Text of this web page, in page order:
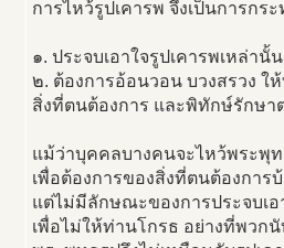
การไหว้รูปเคารพ จึงเป็นการกระ
๑. ประจบเอาใจรูปเคารพเหล่านั้
๒. ต้องการอ้อนวอน บวงสรวง ใ
สิ่งที่ตนต้องการ และพิทักษ์รักษ
แม้ว่าบุคคลบางคนจะไหว้พระพุ
เพื่อต้องการของสิ่งที่ตนต้องการ
แต่ไม่มีลักษณะของการประจบเ
เพื่อไม่ให้ท่านโกรธ อย่างที่พวก